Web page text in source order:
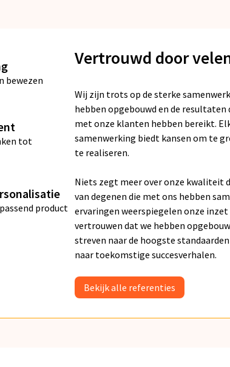
bewezen
tot
product
Vertrouwd door
Wij zijn trots op de sterke
hebben opgebouwd en de resultaten
met onze klanten hebben bereikt.
samenwerking biedt kansen om te
te realiseren.
Niets zegt meer over onze kwaliteit
van degenen die met ons hebben
ervaringen weerspiegelen onze
vertrouwen dat we hebben
streven naar de hoogste
naar toekomstige succesverhalen.
Bekijk alle referenties